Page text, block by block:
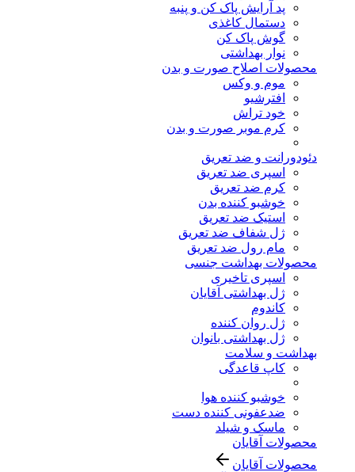
پد آرایش پاک کن و پنبه
دستمال کاغذی
گوش پاک کن
نوار بهداشتی
محصولات اصلاح صورت و بدن
موم و وکس
افترشیو
خود تراش
کرم موبر صورت و بدن
دئودورانت و ضد تعریق
اسپری ضد تعریق
کرم ضد تعریق
خوشبو کننده بدن
استیک ضد تعریق
ژل شفاف ضد تعریق
مام رول ضد تعریق
محصولات بهداشت جنسی
اسپری تاخیری
ژل بهداشتی آقایان
کاندوم
ژل روان کننده
ژل بهداشتی بانوان
بهداشت و سلامت
کاپ قاعدگی
خوشبو کننده هوا
ضدعفونی کننده دست
ماسک و شیلد
محصولات آقایان
محصولات آقایان